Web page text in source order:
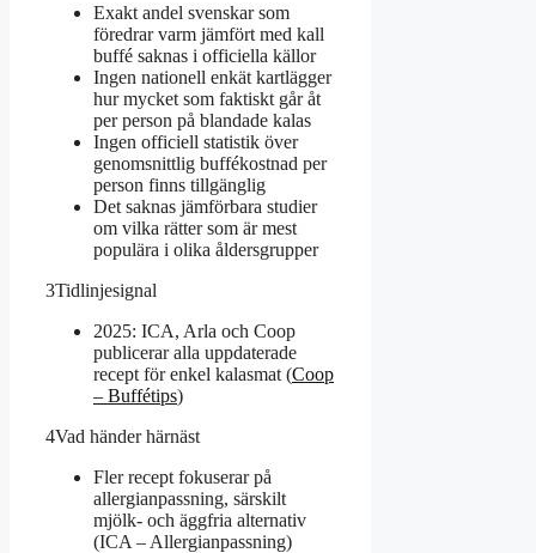
Exakt andel svenskar som
föredrar varm jämfört med kall
buffé saknas i officiella källor
Ingen nationell enkät kartlägger
hur mycket som faktiskt går åt
per person på blandade kalas
Ingen officiell statistik över
genomsnittlig buffékostnad per
person finns tillgänglig
Det saknas jämförbara studier
om vilka rätter som är mest
populära i olika åldersgrupper
3Tidlinjesignal
2025: ICA, Arla och Coop
publicerar alla uppdaterade
recept för enkel kalasmat (Coop
– Buffétips)
4Vad händer härnäst
Fler recept fokuserar på
allergianpassning, särskilt
mjölk- och äggfria alternativ
(ICA – Allergianpassning)